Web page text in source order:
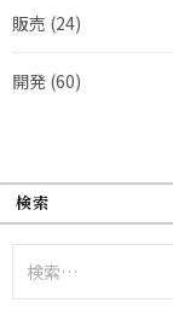
販売 (24)
開発 (60)
検索
索: